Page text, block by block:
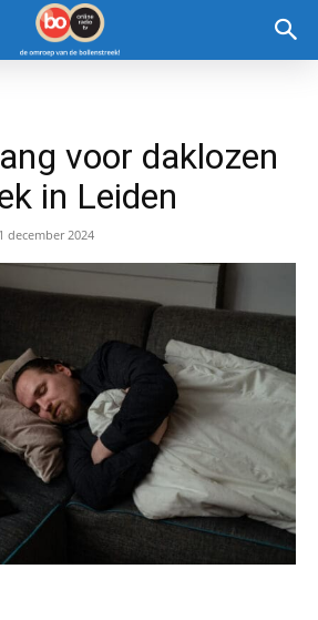
voor daklozen
in Leiden
december 2024